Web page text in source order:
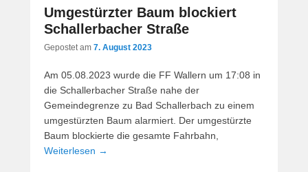
Umgestürzter Baum blockiert
Schallerbacher Straße
Gepostet am 7. August 2023
Am 05.08.2023 wurde die FF Wallern um 17:08 in
die Schallerbacher Straße nahe der
Gemeindegrenze zu Bad Schallerbach zu einem
umgestürzten Baum alarmiert. Der umgestürzte
Baum blockierte die gesamte Fahrbahn,
Weiterlesen →